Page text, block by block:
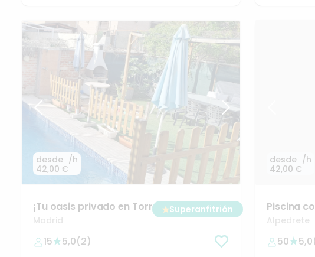
desde
42,00 €
/h
¡Tu oasis privado en Torre Arias!Alquiler
piscina
Madrid
15 5,0(2)
★Superanfitrión
desde
42,00 €
/h
Piscina
barbacoa
Madrid
Alpedrete
50 5,0